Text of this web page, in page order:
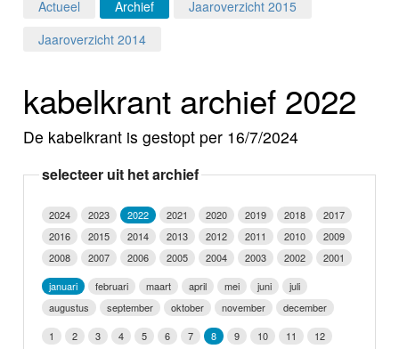
Programma's
Video
Webcam
Info
Actueel Archief
Jaaroverzicht 2015
Jaaroverzicht 2014
kabelkrant archief 2022
De kabelkrant is gestopt per 16/7/2024
selecteer uit het archief
2024 2023 2022 2021 2020 2019 2018
2017
2016
2015 2014 2013 2012 2011 2010
2009
2008
2007 2006 2005 2004 2003 2002
2001
januari
februari maart april mei juni
juli
augustus
september oktober november
december
1
2 3 4 5 6 7 8 9 10 11
12